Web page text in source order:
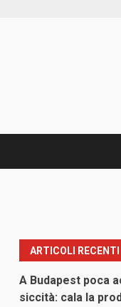
ARTICOLI RECENTI
A Budapest poca
siccità: cala la